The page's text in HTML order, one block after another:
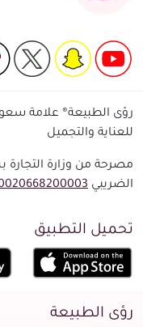
رؤى الطبيعة® علامة
للعناية والتجميل
الضريبي
تحميل التطبيق
رؤى الطبيعة